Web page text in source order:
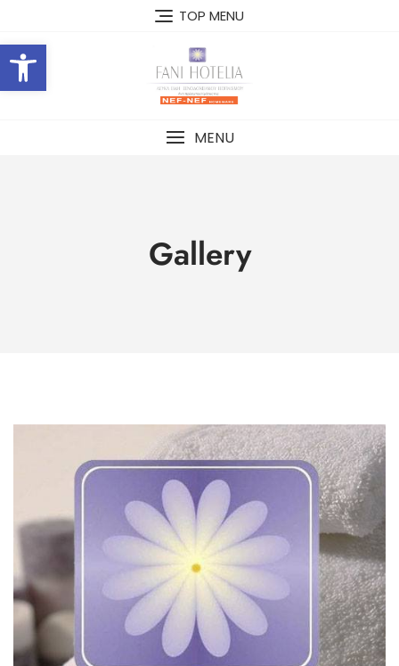
Open toolbar
TOP MENU
MENU
Gallery